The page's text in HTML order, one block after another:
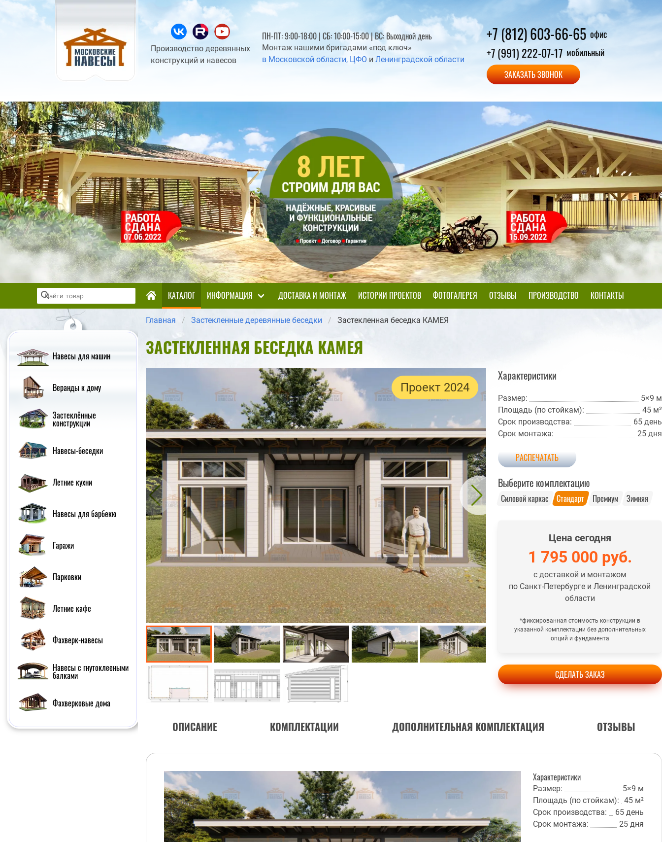
Производство деревянных
конструкций и навесов
ПН-ПТ: 9:00-18:00 | СБ: 10:00-15:00 | ВС: Выходной день
Монтаж нашими бригадами «под ключ»
в Московской области, ЦФО и Ленинградской области
+7 (812) 603-66-65 офис
+7 (991) 222-07-17 мобильный
ЗАКАЗАТЬ ЗВОНОК
КАТАЛОГ ИНФОРМАЦИЯ ДОСТАВКА И МОНТАЖ ИСТОРИИ ПРОЕКТОВ ФОТОГАЛЕРЕЯ ОТЗЫВЫ ПРОИЗВОДСТВО КОНТАКТЫ
Навесы для машин
Веранды к дому
Застеклённые
конструкции
Навесы-беседки
Летние кухни
Навесы для барбекю
Гаражи
Парковки
Летние кафе
Фахверк-навесы
Навесы с гнутоклееными
балками
Фахверковые дома
Главная Застекленные деревянные беседки Застекленная беседка КАМЕЯ
ЗАСТЕКЛЕННАЯ БЕСЕДКА КАМЕЯ
Проект 2024
Характеристики
Размер:
5×9 м
Площадь (по стойкам):
45 м²
Срок производства:
65 день
Срок монтажа:
25 дня
РАСПЕЧАТАТЬ
Выберите комплектацию
Силовой каркас Стандарт Премиум Зимняя
Цена сегодня
1 795 000 руб.
с доставкой и монтажом
по Санкт-Петербурге и Ленинградской
области
*фиксированная стоимость конструкции в
указанной комплектации без дополнительных
опций и фундамента
СДЕЛАТЬ ЗАКАЗ
ОПИСАНИЕ КОМПЛЕКТАЦИИ ДОПОЛНИТЕЛЬНАЯ КОМПЛЕКТАЦИЯ ОТЗЫВЫ
Характеристики
Размер:
5×9 м
Площадь (по стойкам): 45 м²
Срок производства:
65 день
Срок монтажа:
25 дня